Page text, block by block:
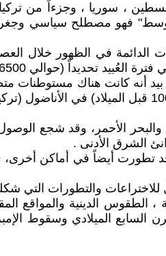
فلسطين ، سوريا ، وجزءاً من
الأوسط" فهو مصطلح سياسي
(حوالي 10000 قبل الميلاد) حيث بدأت المستوطنات الدائمة
النيل (حوالي عام 6000 ـ 3150 قبل الميلاد) ومناطق أخرى . بيد
والبحر الأحمر، وقد شجع
تطورت أيضاً في أماكن أخرى،
والتطورات التي
، الطقوس الدينية والمواقع
السابع الميلادي وسقوط